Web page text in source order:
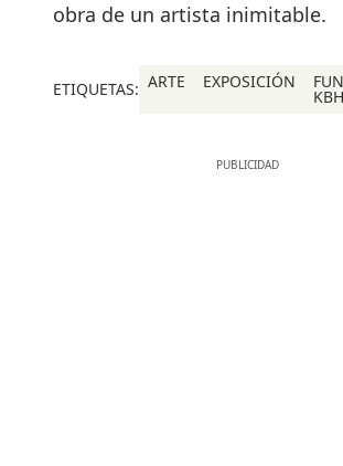
obra de un artista inimitable.
ETIQUETAS: ARTE EXPOSICIÓN